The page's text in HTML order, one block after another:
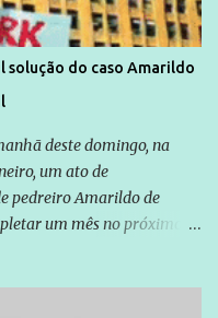
solução do caso Amarildo
deste domingo, na
um ato de
pedreiro Amarildo de
um mês no próximo